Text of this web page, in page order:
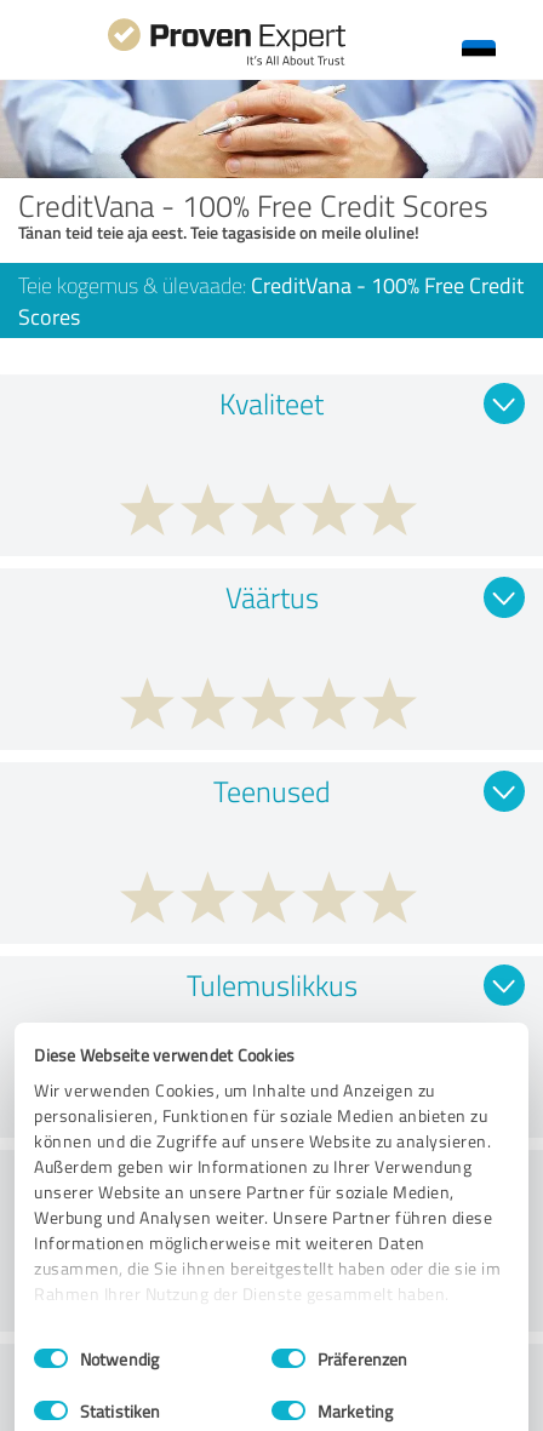
Diese Webseite verwendet Cookies
Wir verwenden Cookies, um Inhalte und Anzeigen zu
personalisieren, Funktionen für soziale Medien anbieten zu
können und die Zugriffe auf unsere Website zu analysieren.
Außerdem geben wir Informationen zu Ihrer Verwendung
unserer Website an unsere Partner für soziale Medien,
Werbung und Analysen weiter. Unsere Partner führen diese
Informationen möglicherweise mit weiteren Daten
zusammen, die Sie ihnen bereitgestellt haben oder die sie im
Rahmen Ihrer Nutzung der Dienste gesammelt haben.
Impressum Datenschutzbestimmungen
Einwilligungsauswahl
Notwendig Präferenzen
Statistiken Marketing
CreditVana - 100% Free Credit Scores
Tänan teid teie aja eest. Teie tagasiside on meile oluline!
Teie kogemus & ülevaade: CreditVana - 100% Free Credit
Scores
Kvaliteet
Väärtus
Teenused
Tulemuslikkus
Konsultatsioon
Klienditeenindus